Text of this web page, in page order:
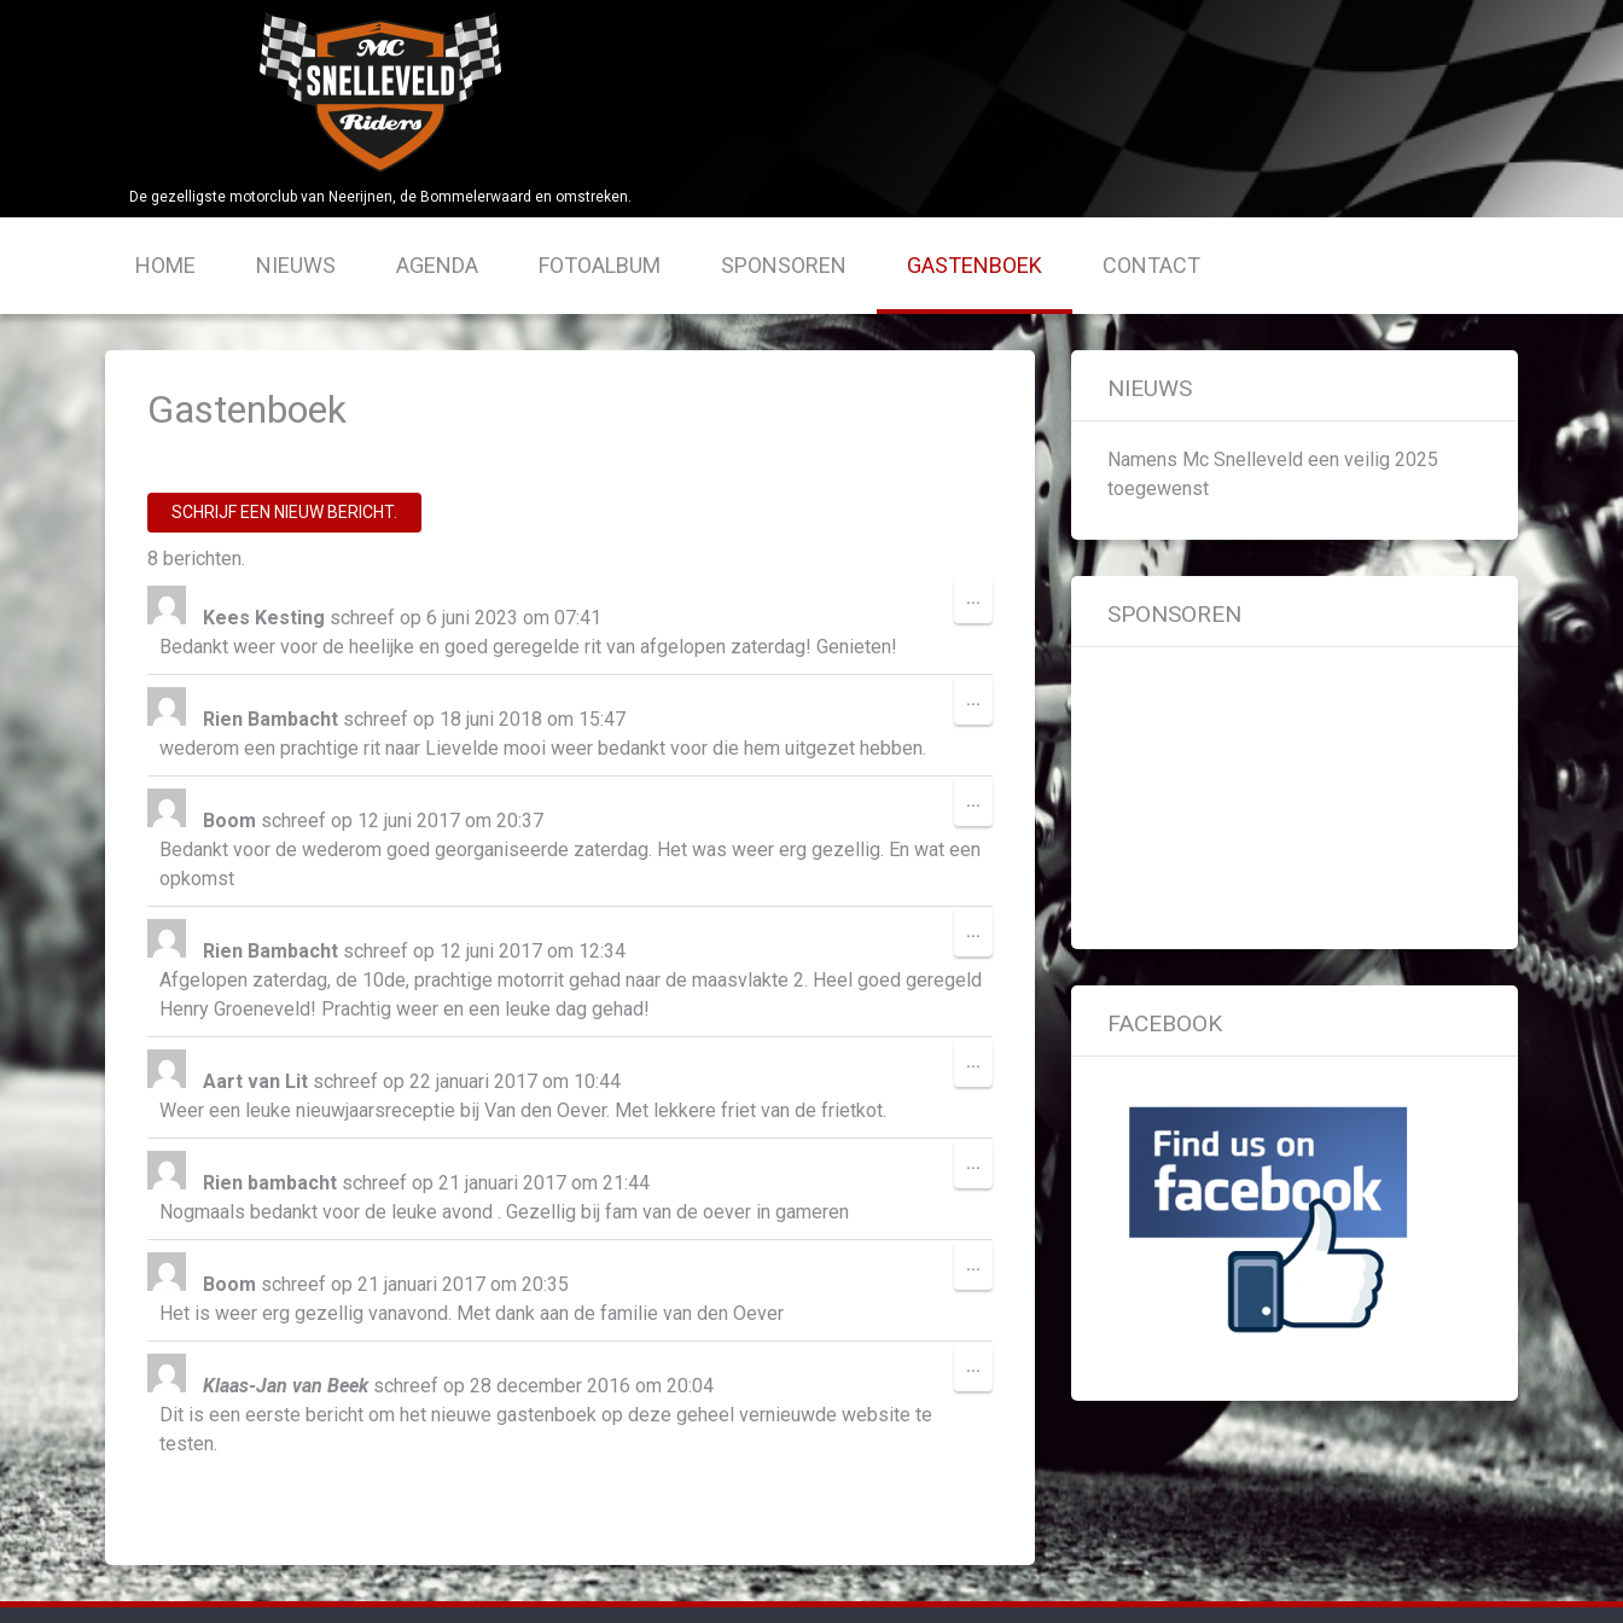
De gezelligste motorclub van Neerijnen, de Bommelerwaard en omstreken.
HOME NIEUWS AGENDA FOTOALBUM SPONSOREN GASTENBOEK CONTACT
Gastenboek
8 berichten.
Kees Kesting schreef op 6 juni 2023 om 07:41
Bedankt weer voor de heelijke en goed geregelde rit van afgelopen zaterdag! Genieten!
...
DEZE
METABOX.
Rien Bambacht schreef op 18 juni 2018 om 15:47
wederom een prachtige rit naar Lievelde mooi weer bedankt voor die hem uitgezet hebben.
... WISSEL
DEZE
METABOX.
Boom schreef op 12 juni 2017 om 20:37
Bedankt voor de wederom goed georganiseerde zaterdag. Het was weer erg gezellig. En wat een
opkomst
... WISSEL
DEZE
METABOX.
Rien Bambacht schreef op 12 juni 2017 om 12:34
Afgelopen zaterdag, de 10de, prachtige motorrit gehad naar de maasvlakte 2. Heel goed geregeld
Henry Groeneveld! Prachtig weer en een leuke dag gehad!
...
DEZE
METABOX.
Aart van Lit schreef op 22 januari 2017 om 10:44
Weer een leuke nieuwjaarsreceptie bij Van den Oever. Met lekkere friet van de frietkot.
...
DEZE
Rien bambacht schreef op 21 januari 2017 om 21:44
Nogmaals bedankt voor de leuke avond . Gezellig bij fam van de oever in gameren
...
DEZE
METABOX.
Boom schreef op 21 januari 2017 om 20:35
Het is weer erg gezellig vanavond. Met dank aan de familie van den Oever
...
DEZE
Klaas-Jan van Beek schreef op 28 december 2016 om 20:04
Dit is een eerste bericht om het nieuwe gastenboek op deze geheel vernieuwde website te
testen.
...
DEZE
NIEUWS
Namens Mc Snelleveld een veilig 2025
toegewenst
SPONSOREN
FACEBOOK